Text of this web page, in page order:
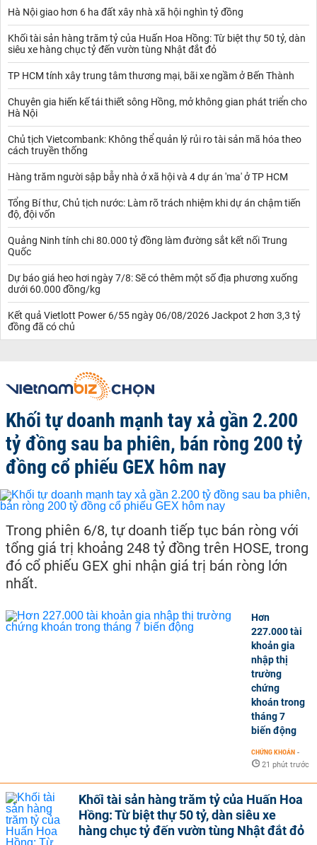
Hà Nội giao hơn 6 ha đất xây nhà xã hội nghìn tỷ đồng
Khối tài sản hàng trăm tỷ của Huấn Hoa Hồng: Từ biệt thự 50 tỷ, dàn
siêu xe hàng chục tỷ đến vườn tùng Nhật đắt đỏ
TP HCM tính xây trung tâm thương mại, bãi xe ngầm ở Bến Thành
Chuyên gia hiến kế tái thiết sông Hồng, mở không gian phát triển cho
Hà Nội
Chủ tịch Vietcombank: Không thể quản lý rủi ro tài sản mã hóa theo
cách truyền thống
Hàng trăm người sập bẫy nhà ở xã hội và 4 dự án 'ma' ở TP HCM
Tổng Bí thư, Chủ tịch nước: Làm rõ trách nhiệm khi dự án chậm tiến
độ, đội vốn
Quảng Ninh tính chi 80.000 tỷ đồng làm đường sắt kết nối Trung
Quốc
Dự báo giá heo hơi ngày 7/8: Sẽ có thêm một số địa phương xuống
dưới 60.000 đồng/kg
Kết quả Vietlott Power 6/55 ngày 06/08/2026 Jackpot 2 hơn 3,3 tỷ
đồng đã có chủ
Khối tự doanh mạnh tay xả gần 2.200
tỷ đồng sau ba phiên, bán ròng 200 tỷ
đồng cổ phiếu GEX hôm nay
Trong phiên 6/8, tự doanh tiếp tục bán ròng với
tổng giá trị khoảng 248 tỷ đồng trên HOSE, trong
đó cổ phiếu GEX ghi nhận giá trị bán ròng lớn
nhất.
Hơn
227.000 tài
khoản gia
nhập thị
trường
chứng
khoán trong
tháng 7
biến động
CHỨNG KHOÁN -
21 phút trước
Khối tài sản hàng trăm tỷ của Huấn Hoa
Hồng: Từ biệt thự 50 tỷ, dàn siêu xe
hàng chục tỷ đến vườn tùng Nhật đắt đỏ